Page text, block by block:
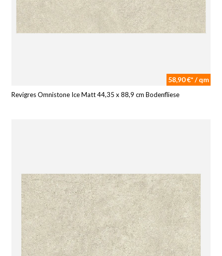
58,90 €* / qm
Revigres Omnistone Ice Matt 44,35 x 88,9 cm Bodenfliese